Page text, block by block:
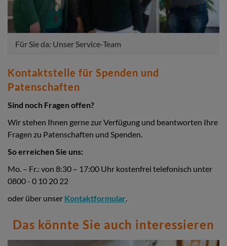
Für Sie da: Unser Service-Team
Kontaktstelle für Spenden und
Patenschaften
Sind noch Fragen offen?
Wir stehen Ihnen gerne zur Verfügung und beantworten Ihre
Fragen zu Patenschaften und Spenden.
So erreichen Sie uns:
Mo. – Fr.: von 8:30 – 17:00 Uhr kostenfrei telefonisch unter
0800 - 0 10 20 22
oder über unser Kontaktformular
Das könnte Sie auch interessieren